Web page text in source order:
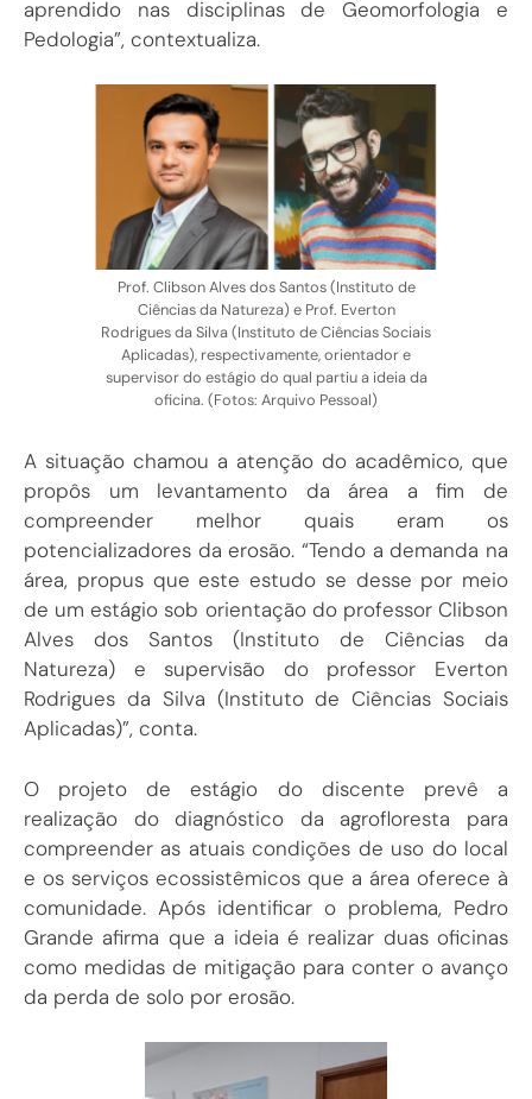
aprendido nas disciplinas de Geomorfologia e
Pedologia”, contextualiza.
Prof. Clibson Alves dos Santos (Instituto de
Ciências da Natureza) e Prof. Everton
Rodrigues da Silva (Instituto de Ciências Sociais
Aplicadas), respectivamente, orientador e
supervisor do estágio do qual partiu a ideia da
oficina. (Fotos: Arquivo Pessoal)
A situação chamou a atenção do acadêmico, que
propôs um levantamento da área a fim de
compreender melhor quais eram os
potencializadores da erosão. “Tendo a demanda na
área, propus que este estudo se desse por meio
de um estágio sob orientação do professor Clibson
Alves dos Santos (Instituto de Ciências da
Natureza) e supervisão do professor Everton
Rodrigues da Silva (Instituto de Ciências Sociais
Aplicadas)”, conta.
O projeto de estágio do discente prevê a
realização do diagnóstico da agrofloresta para
compreender as atuais condições de uso do local
e os serviços ecossistêmicos que a área oferece à
comunidade. Após identificar o problema, Pedro
Grande afirma que a ideia é realizar duas oficinas
como medidas de mitigação para conter o avanço
da perda de solo por erosão.